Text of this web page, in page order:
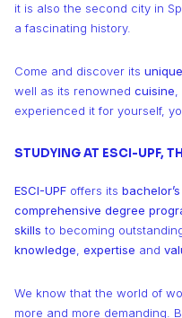
it is also the second city in
a fascinating history.
Come and discover its
well as its renowned cuisine,
experienced it for yourself,
STUDYING AT ESCI-UPF,
ESCI-UPF offers its bachelor’s
comprehensive degree
skills to becoming
knowledge expertise and
We know that the world of
more and more demanding.